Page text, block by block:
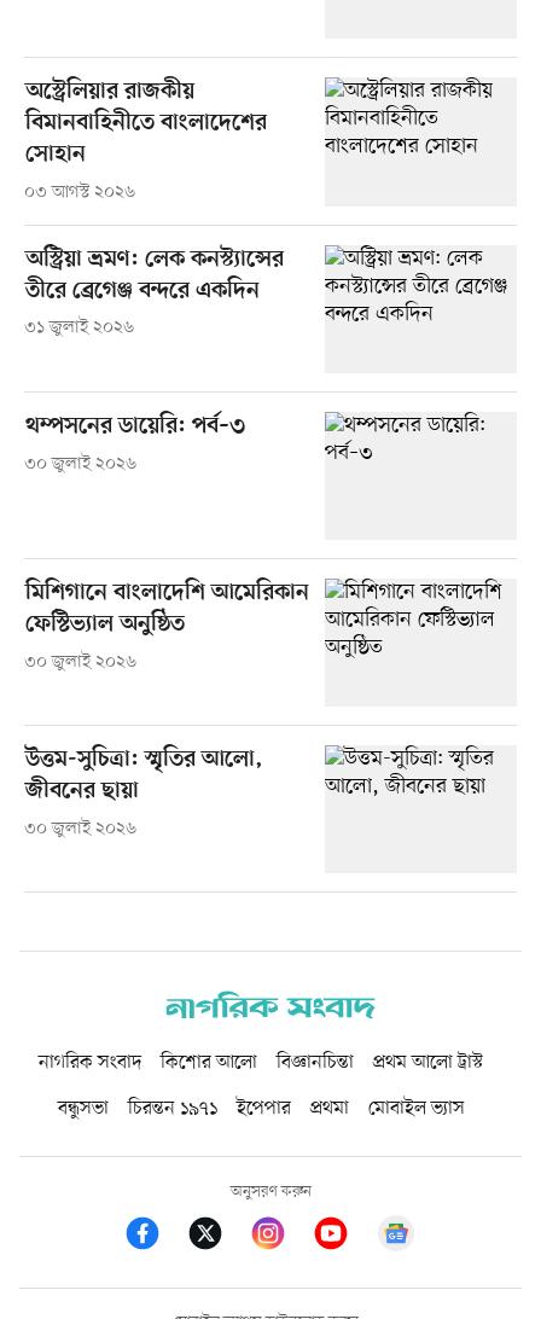
অস্ট্রেলিয়ার রাজকীয়
বিমানবাহিনীতে বাংলাদেশের
সোহান
০৩ আগস্ট ২০২৬
অস্ট্রিয়া ভ্রমণ: লেক কনস্ট্যান্সের
তীরে ব্রেগেঞ্জ বন্দরে একদিন
৩১ জুলাই ২০২৬
থম্পসনের ডায়েরি: পর্ব–৩
৩০ জুলাই ২০২৬
মিশিগানে বাংলাদেশি আমেরিকান
ফেস্টিভ্যাল অনুষ্ঠিত
৩০ জুলাই ২০২৬
উত্তম-সুচিত্রা: স্মৃতির আলো,
জীবনের ছায়া
৩০ জুলাই ২০২৬
নাগরিক সংবাদ কিশোর আলো বিজ্ঞানচিন্তা
প্রথম আলো ট্রাস্ট
বন্ধুসভা
চিরন্তন ১৯৭১ ইপেপার প্রথমা মোবাইল ভ্যাস
অনুসরণ করুন